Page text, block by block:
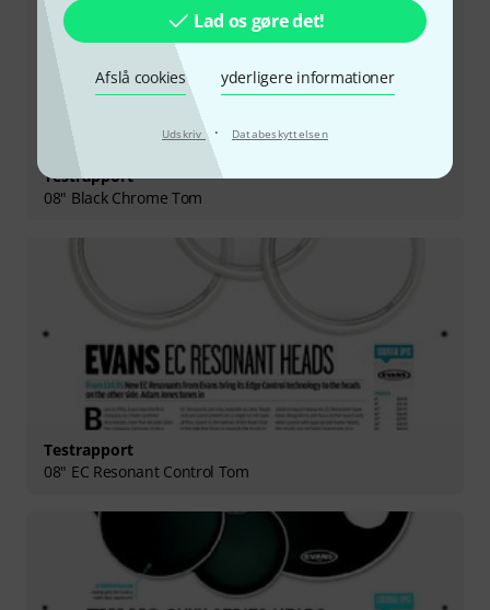
Lad os gøre det!
Afslå cookies yderligere informationer
Udskriv · Databeskyttelsen
Testrapport
08" Black Chrome Tom
Testrapport
08" EC Resonant Control Tom